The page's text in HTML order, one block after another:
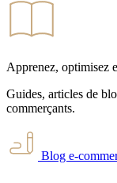
Apprenez, optimisez
Guides, articles de
commerçants.
Blog e-